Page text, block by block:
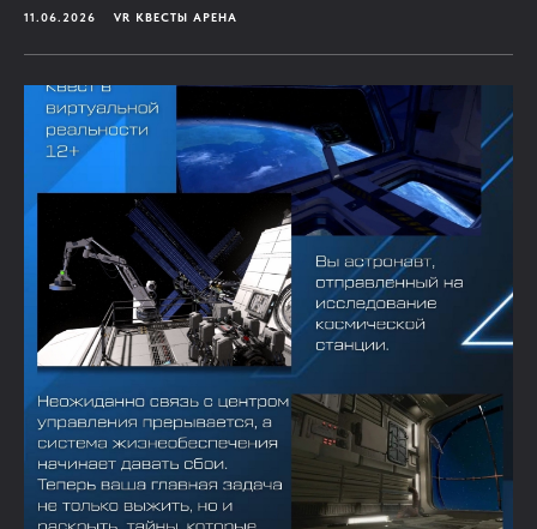
11.06.2026 VR КВЕСТЫ АРЕНА